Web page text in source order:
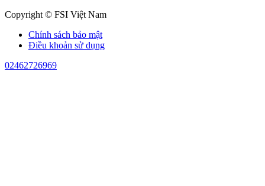
Copyright © FSI Việt Nam
Chính sách bảo mật
Điều khoản sử dụng
02462726969